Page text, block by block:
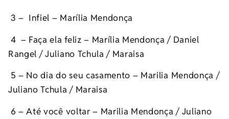
3 – Infiel – Marília Mendonça
4 – Faça ela feliz – Marília Mendonça / Daniel
Rangel / Juliano Tchula / Maraisa
5 – No dia do seu casamento – Marilia Mendonça /
Juliano Tchula / Maraisa
6 – Até você voltar – Marilia Mendonça / Juliano